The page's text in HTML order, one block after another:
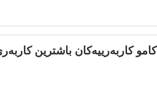
کامو کاربەرییەکان باشترین